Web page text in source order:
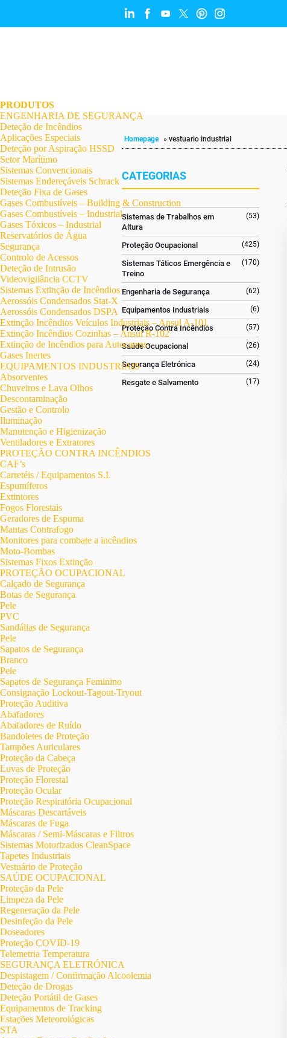
PRODUTOS
ENGENHARIA DE SEGURANÇA
Deteção de Incêndios
Aplicações Especiais
Deteção por Aspiração HSSD
Setor Marítimo
Sistemas Convencionais
Sistemas Endereçáveis Schrack
Deteção Fixa de Gases
Gases Combustíveis – Building & Construction
Gases Combustíveis – Industrial
Gases Tóxicos – Industrial
Reservatórios de Água
Segurança
Controlo de Acessos
Deteção de Intrusão
Videovigilância CCTV
Sistemas Extinção de Incêndios
Aerossóis Condensados Stat-X
Aerossóis Condensados DSPA
Extinção Incêndios Veículos Industriais – Ansul A-101
Extinção Incêndios Cozinhas – Ansul R-102
Extinção de Incêndios para Autocarros
Gases Inertes
EQUIPAMENTOS INDUSTRIAIS
Absorventes
Chuveiros e Lava Olhos
Descontaminação
Gestão e Controlo
Iluminação
Manutenção e Higienização
Ventiladores e Extratores
PROTEÇÃO CONTRA INCÊNDIOS
CAF’s
Carretéis / Equipamentos S.I.
Espumíferos
Extintores
Fogos Florestais
Geradores de Espuma
Mantas Contrafogo
Monitores para combate a incêndios
Moto-Bombas
Sistemas Fixos Extinção
PROTEÇÃO OCUPACIONAL
Calçado de Segurança
Botas de Segurança
Pele
PVC
Sandálias de Segurança
Pele
Sapatos de Segurança
Branco
Pele
Sapatos de Segurança Feminino
Consignação Lockout-Tagout-Tryout
Proteção Auditiva
Abafadores
Abafadores de Ruído
Bandoletes de Proteção
Tampões Auriculares
Proteção da Cabeça
Luvas de Proteção
Proteção Florestal
Proteção Ocular
Proteção Respiratória Ocupacional
Máscaras Descartáveis
Máscaras de Fuga
Máscaras / Semi-Máscaras e Filtros
Sistemas Motorizados CleanSpace
Tapetes Industriais
Vestuário de Proteção
SAÚDE OCUPACIONAL
Proteção da Pele
Limpeza da Pele
Regeneração da Pele
Desinfeção da Pele
Doseadores
Proteção COVID-19
Telemetria Temperatura
SEGURANÇA ELETRÓNICA
Despistagem / Confirmação Alcoolemia
Deteção de Drogas
Deteção Portátil de Gases
Equipamentos de Tracking
Estações Meteorológicas
STA
Homepage » vestuario industrial
CATEGORIAS
Sistemas de Trabalhos em
Altura
(53)
Proteção Ocupacional (425)
Sistemas Táticos Emergência e
Treino
(170)
Engenharia de Segurança (62)
Equipamentos Industriais (6)
Proteção Contra Incêndios (57)
Saúde Ocupacional (26)
Segurança Eletrónica (24)
Resgate e Salvamento (17)